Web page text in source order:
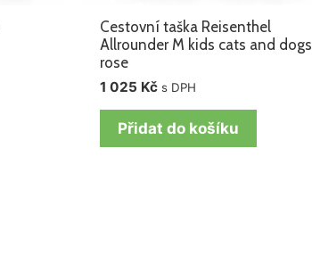
Cestovní taška Reisenthel
Allrounder M kids cats and dogs
rose
1 025 Kč s DPH
Přidat do košíku